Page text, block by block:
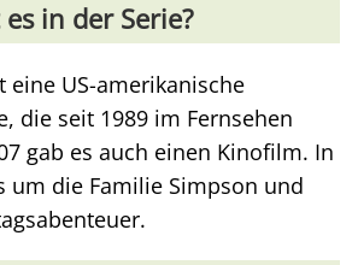
in der Serie?
eine US-amerikanische
die seit 1989 im Fernsehen
gab es auch einen Kinofilm. In
um die Familie Simpson und